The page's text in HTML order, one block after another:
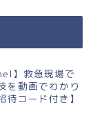
】救急現場で
を動画でわかり
待コード付き】